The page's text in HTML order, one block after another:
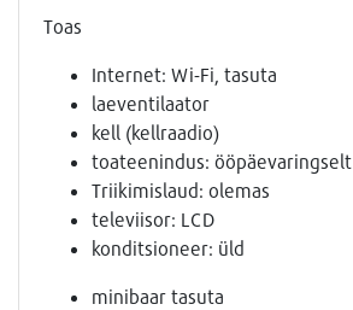
Toas
Internet: Wi-Fi, tasuta
laeventilaator
kell (kellraadio)
toateenindus: ööpäevaringselt
Triikimislaud: olemas
televiisor: LCD
konditsioneer: üld
minibaar tasuta